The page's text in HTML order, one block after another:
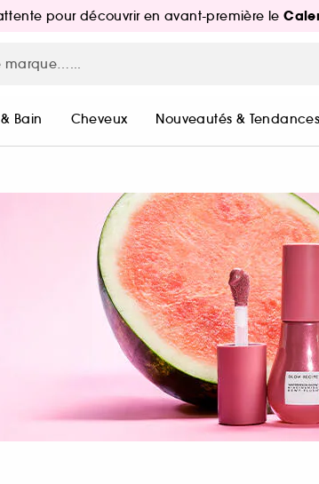
pour découvrir en avant-première le
Bain Cheveux Nouveautés & Tendances